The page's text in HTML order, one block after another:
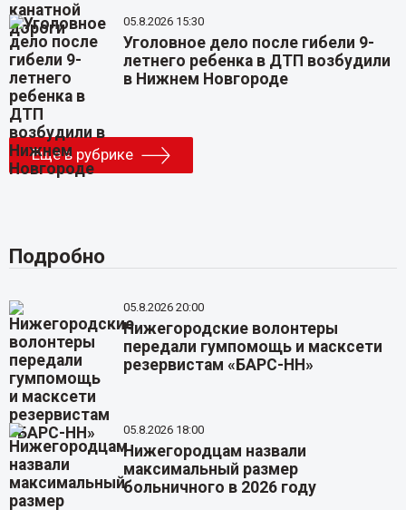
05.8.2026 15:30
Уголовное дело после гибели 9-
летнего ребенка в ДТП возбудили
в Нижнем Новгороде
Еще в рубрике
Подробно
05.8.2026 20:00
Нижегородские волонтеры
передали гумпомощь и масксети
резервистам «БАРС-НН»
05.8.2026 18:00
Нижегородцам назвали
максимальный размер
больничного в 2026 году